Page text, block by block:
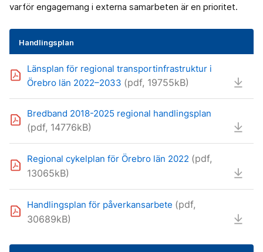
varför engagemang i externa samarbeten är en prioritet.
Handlingsplan
Länsplan för regional transportinfrastruktur i
Örebro län 2022–2033 (pdf, 19755kB)
Bredband 2018-2025 regional handlingsplan
(pdf, 14776kB)
Regional cykelplan för Örebro län 2022 (pdf,
13065kB)
Handlingsplan för påverkansarbete (pdf,
30689kB)